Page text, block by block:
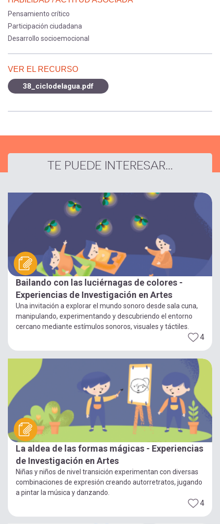
Pensamiento crítico
Participación ciudadana
Desarrollo socioemocional
VER EL RECURSO
38_ciclodelagua.pdf
TE PUEDE INTERESAR...
Bailando con las luciérnagas de colores -
Experiencias de Investigación en Artes
Una invitación a explorar el mundo sonoro desde sala cuna,
manipulando, experimentando y descubriendo el entorno
cercano mediante estímulos sonoros, visuales y táctiles.
4
La aldea de las formas mágicas - Experiencias
de Investigación en Artes
Niñas y niños de nivel transición experimentan con diversas
combinaciones de expresión creando autorretratos, jugando
a pintar la música y danzando.
4